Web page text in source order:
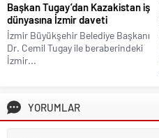
Başkan Tugay’dan Kazakistan iş
dünyasına İzmir daveti
İzmir Büyükşehir Belediye Başkanı
Dr. Cemil Tugay ile beraberindeki
İzmir...
YORUMLAR